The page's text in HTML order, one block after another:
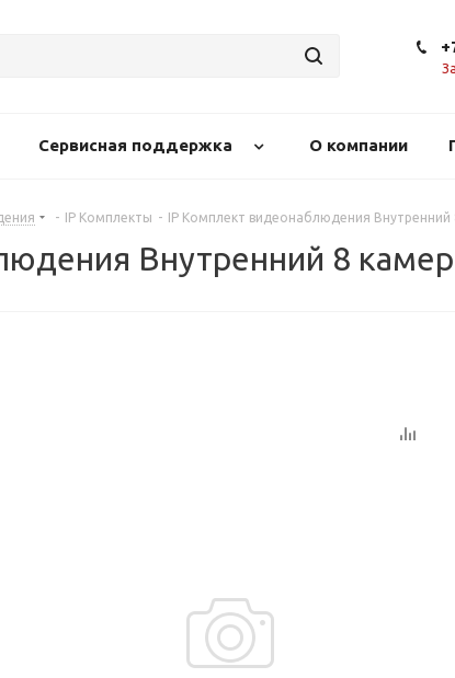
Сервисная поддержка О компании
- IP Комплекты - IP Комплект видеонаблюдения
Внутренний 8